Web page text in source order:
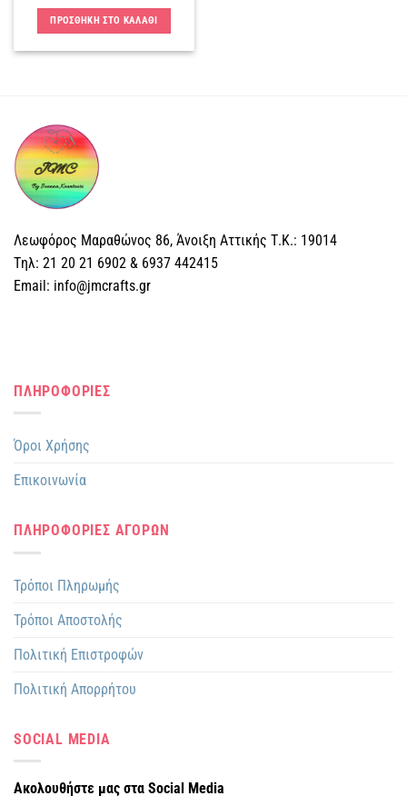
ΠΡΟΣΘΗΚΗ ΣΤΟ ΚΑΛΑΘΙ
Λεωφόρος Μαραθώνος 86, Άνοιξη Αττικής Τ.Κ.: 19014
Tηλ: 21 20 21 6902 & 6937 442415
Email: info@jmcrafts.gr
ΠΛΗΡΟΦΟΡΙΕΣ
Όροι Χρήσης
Επικοινωνία
ΠΛΗΡΟΦΟΡΙΕΣ ΑΓΟΡΩΝ
Τρόποι Πληρωμής
Τρόποι Αποστολής
Πολιτική Επιστροφών
Πολιτική Απορρήτου
SOCIAL MEDIA
Ακολουθήστε μας στα Social Media